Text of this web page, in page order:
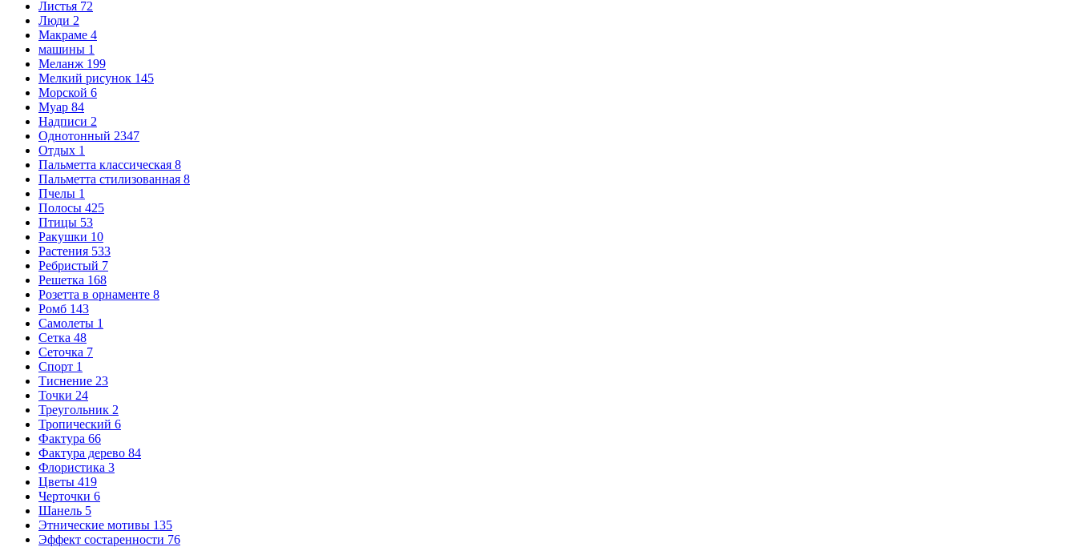
Листья 72
Люди 2
Макраме 4
машины 1
Меланж 199
Мелкий рисунок 145
Морской 6
Муар 84
Надписи 2
Однотонный 2347
Отдых 1
Пальметта классическая 8
Пальметта стилизованная 8
Пчелы 1
Полосы 425
Птицы 53
Ракушки 10
Растения 533
Ребристый 7
Решетка 168
Розетта в орнаменте 8
Ромб 143
Самолеты 1
Сетка 48
Сеточка 7
Спорт 1
Тиснение 23
Точки 24
Треугольник 2
Тропический 6
Фактура 66
Фактура дерево 84
Флористика 3
Цветы 419
Черточки 6
Шанель 5
Этнические мотивы 135
Эффект состаренности 76